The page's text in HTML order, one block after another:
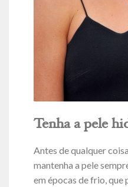
Tenha a pele
Antes de qualquer
mantenha a pele
em épocas de frio, que